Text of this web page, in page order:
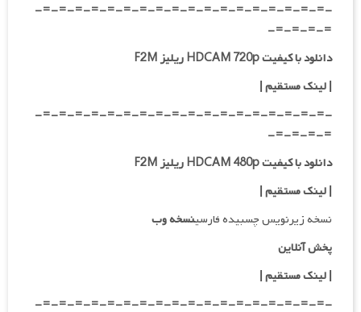
-=-=-=-=-=-=-=-=-=-=-=-=-=-=-=-=-=-=-
=-=-=-=-
دانلود با کیفیت HDCAM 720p ریلیز F2M
| لینک مستقیم|
-=-=-=-=-=-=-=-=-=-=-=-=-=-=-=-=-=-=-
=-=-=-=-
دانلود با کیفیت HDCAM 480p ریلیز F2M
| لینک مستقیم|
نسخه زیرنویس چسبیده فارسینسخه وب
پخش آنلاین
| لینک مستقیم|
-=-=-=-=-=-=-=-=-=-=-=-=-=-=-=-=-=-=-